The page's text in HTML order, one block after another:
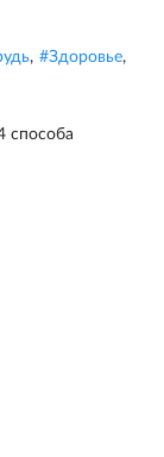
, #Здоровье,
способа